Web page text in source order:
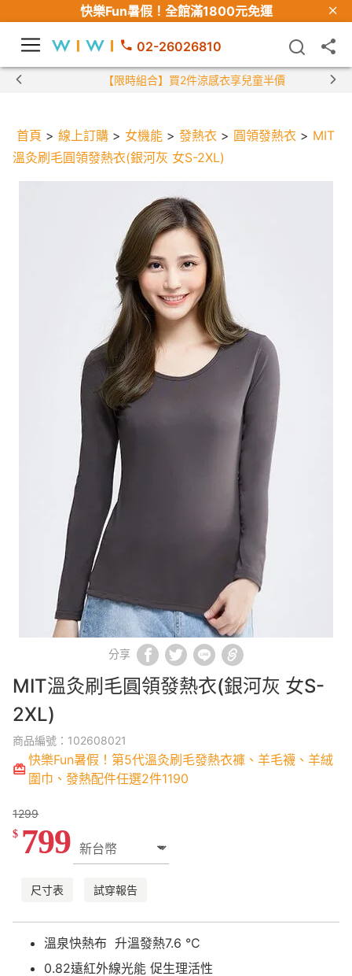
快樂Fun暑假！ 全館滿1800元免運
02-26026810
【限時組合】買2件涼感衣享兒童半價
首頁 > 線上訂購 > 女機能 > 發熱衣 > 圓領發熱衣 > MIT
溫灸刷毛圓領發熱衣(銀河灰 女S-2XL)
分享
MIT溫灸刷毛圓領發熱衣(銀河灰 女S-
2XL)
商品編號：102608021
快樂Fun暑假！第5代溫灸刷毛發熱衣褲、羊毛襪、羊絨
圍巾、發熱配件任選2件1190
1299
$ 799
尺寸表 試穿報告
溫泉快熱布 升溫發熱7.6 °C
0.82遠紅外線光能 促生理活性